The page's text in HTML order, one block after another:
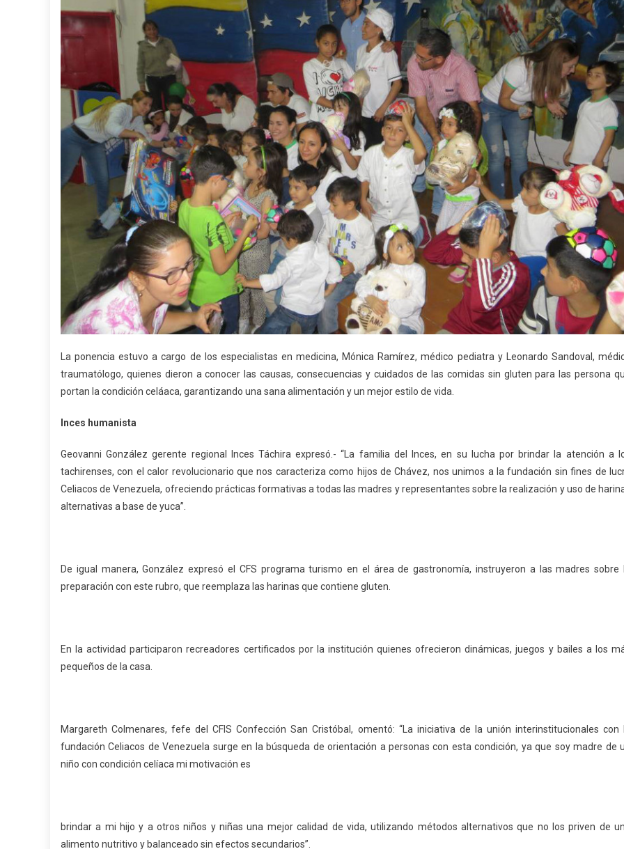
La ponencia estuvo a cargo de los especialistas en medicina, Mónica Ramírez, médico pediatra y Leonardo Sandoval,
traumatólogo, quienes dieron a conocer las causas, consecuencias y cuidados de las comidas sin gluten para las persona
portan la condición celáaca, garantizando una sana alimentación y un mejor estilo de vida.
Inces humanista
Geovanni González gerente regional Inces Táchira expresó.- “La familia del Inces, en su lucha por brindar la atención a
tachirenses, con el calor revolucionario que nos caracteriza como hijos de Chávez, nos unimos a la fundación sin fines de
Celiacos de Venezuela, ofreciendo prácticas formativas a todas las madres y representantes sobre la realización y uso de
alternativas a base de yuca”.
De igual manera, González expresó el CFS programa turismo en el área de gastronomía, instruyeron a las madres sobre
preparación con este rubro, que reemplaza las harinas que contiene gluten.
En la actividad participaron recreadores certificados por la institución quienes ofrecieron dinámicas, juegos y bailes a los
pequeños de la casa.
Margareth Colmenares, fefe del CFIS Confección San Cristóbal, omentó: “La iniciativa de la unión interinstitucionales con
fundación Celiacos de Venezuela surge en la búsqueda de orientación a personas con esta condición, ya que soy madre de
niño con condición celíaca mi motivación es
brindar a mi hijo y a otros niños y niñas una mejor calidad de vida, utilizando métodos alternativos que no los priven de
alimento nutritivo y balanceado sin efectos secundarios”.